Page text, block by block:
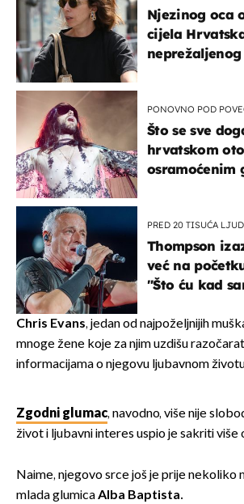
Njezinog oca
cijela
PONOVNO POD
Što se sve
hrvatskom
osramoćenim
PRED 20 TISUĆA
Thompson
već na
"Što ću kad
Chris Evans, jedan od najpoželjnijih
mnoge žene koje za njim uzdišu
informacijama o njegovu ljubavnom
Zgodni glumac, navodno, više nije
život i ljubavni interes uspio je sakriti više
Naime, njegovo srce još je prije nekoliko
mlada glumicaAlba Baptista.